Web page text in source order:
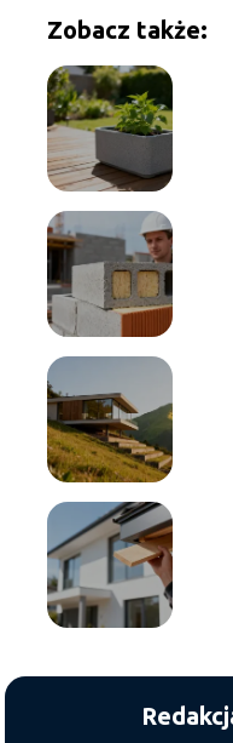
Zobacz także: